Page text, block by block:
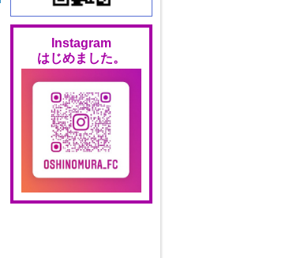
Instagram
はじめました。